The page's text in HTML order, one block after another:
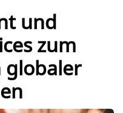
und
zum
globaler